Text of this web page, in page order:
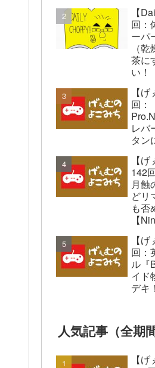
【
回：
ーパ
（
茶に
い！
【
回：
レバ
タン
【
142
月蝕
どリ
も否
【
【
回：
ル『
イド
デキ！
人気記事（全期
【